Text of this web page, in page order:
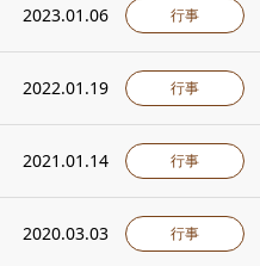
2023.01.06 行事
2022.01.19 行事
2021.01.14 行事
2020.03.03 行事